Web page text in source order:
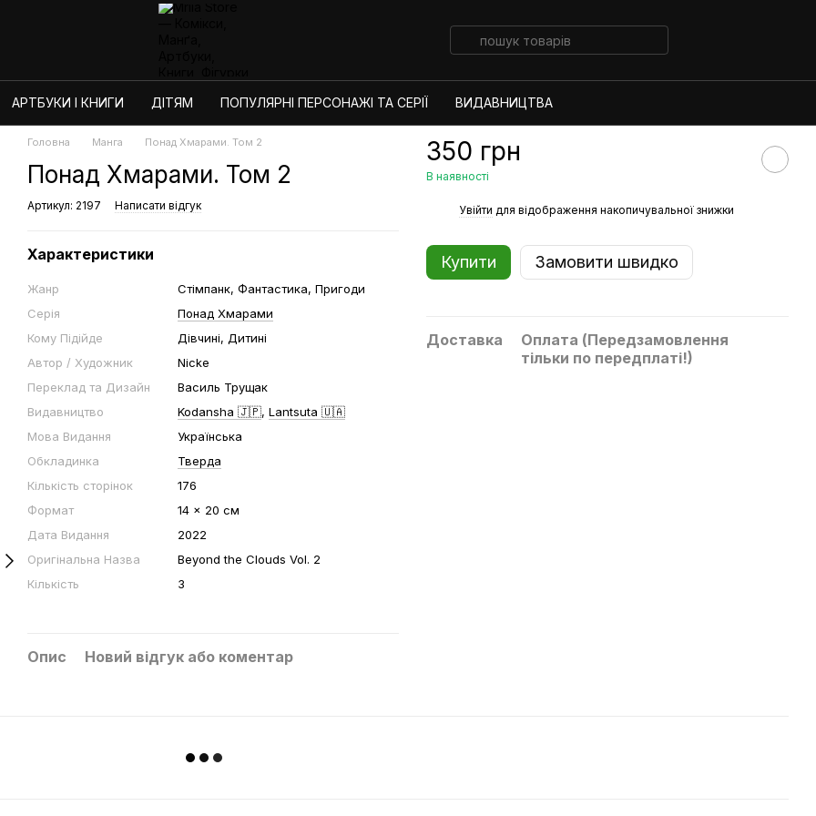
АРТБУКИ І КНИГИ ДІТЯМ ПОПУЛЯРНІ ПЕРСОНАЖІ ТА СЕРІЇ ВИДАВНИЦТВА
Головна Манга Понад Хмарами. Том 2
Понад Хмарами. Том 2
Артикул: 2197 Написати відгук
Характеристики
Жанр
Стімпанк, Фантастика, Пригоди
Серія
Понад Хмарами
Кому Підійде
Дівчині, Дитині
Автор / Художник
Nicke
Переклад та Дизайн
Василь Трущак
Видавництво
Kodansha 🇯🇵, Lantsuta 🇺🇦
Мова Видання
Українська
Обкладинка
Тверда
Кількість сторінок
176
Формат
14 x 20 cм
Дата Видання
2022
Оригінальна Назва
Beyond the Clouds Vol. 2
Кількість
3
Опис Новий відгук або коментар
350 грн
В наявності
Увійти для відображення накопичувальної знижки
Купити Замовити швидко
Доставка
Оплата (Передзамовлення
тільки по передплаті!)